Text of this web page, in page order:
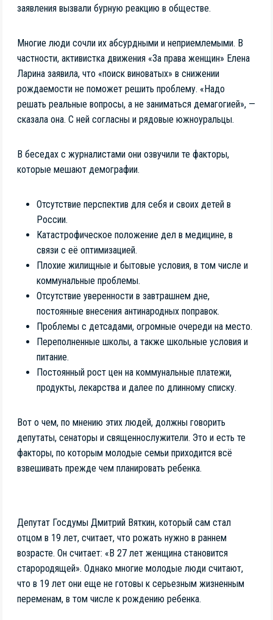
заявления вызвали бурную реакцию в обществе.
Многие люди сочли их абсурдными и неприемлемыми. В
частности, активистка движения «За права женщин» Елена
Ларина заявила, что «поиск виноватых» в снижении
рождаемости не поможет решить проблему. «Надо
решать реальные вопросы, а не заниматься демагогией», —
сказала она. С ней согласны и рядовые южноуральцы.
В беседах с журналистами они озвучили те факторы,
которые мешают демографии.
Отсутствие перспектив для себя и своих детей в
России.
Катастрофическое положение дел в медицине, в
связи с её оптимизацией.
Плохие жилищные и бытовые условия, в том числе и
коммунальные проблемы.
Отсутствие уверенности в завтрашнем дне,
постоянные внесения антинародных поправок.
Проблемы с детсадами, огромные очереди на место.
Переполненные школы, а также школьные условия и
питание.
Постоянный рост цен на коммунальные платежи,
продукты, лекарства и далее по длинному списку.
Вот о чем, по мнению этих людей, должны говорить
депутаты, сенаторы и священнослужители. Это и есть те
факторы, по которым молодые семьи приходится всё
взвешивать прежде чем планировать ребенка.
Депутат Госдумы Дмитрий Вяткин, который сам стал
отцом в 19 лет, считает, что рожать нужно в раннем
возрасте. Он считает: «В 27 лет женщина становится
старородящей». Однако многие молодые люди считают,
что в 19 лет они еще не готовы к серьезным жизненным
переменам, в том числе к рождению ребенка.